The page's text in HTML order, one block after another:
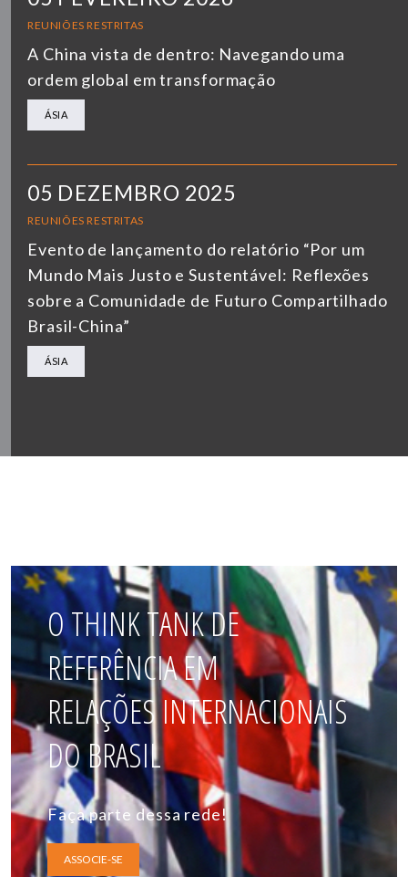
REUNIÕES RESTRITAS
A China vista de dentro: Navegando uma
ordem global em transformação
ÁSIA
05 DEZEMBRO 2025
REUNIÕES RESTRITAS
Evento de lançamento do relatório “Por um
Mundo Mais Justo e Sustentável: Reflexões
sobre a Comunidade de Futuro Compartilhado
Brasil-China”
ÁSIA
O THINK TANK DE
REFERÊNCIA EM
RELAÇÕES INTERNACIONAIS
DO BRASIL
Faça parte dessa rede!
ASSOCIE-SE